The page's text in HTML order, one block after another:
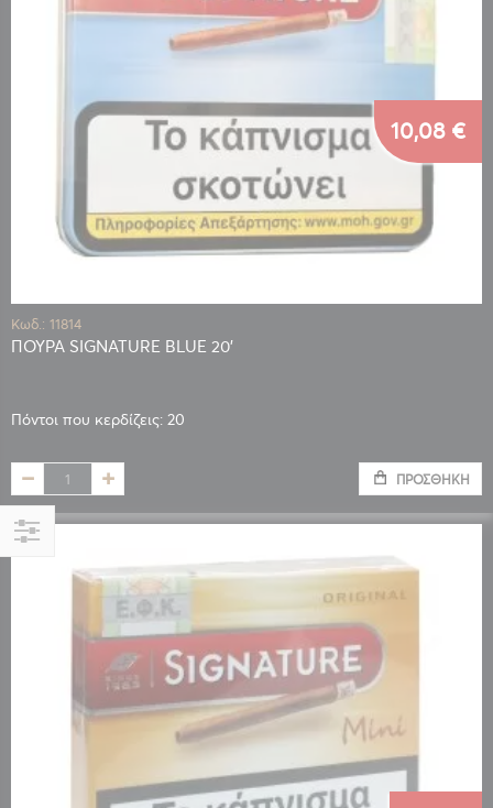
Κωδ.: 11814
ΠΟΥΡΑ SIGNATURE BLUE 20'
Πόντοι που κερδίζεις: 20
10,08 €
ΠΡΟΣΘΉΚΗ